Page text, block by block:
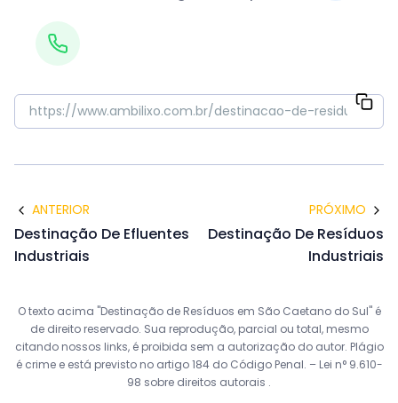
ANTERIOR
Destinação De Efluentes
Industriais
PRÓXIMO
Destinação De Resíduos
Industriais
O texto acima "Destinação de Resíduos em São Caetano do Sul" é
de direito reservado. Sua reprodução, parcial ou total, mesmo
citando nossos links, é proibida sem a autorização do autor. Plágio
é crime e está previsto no artigo 184 do Código Penal. – Lei n° 9.610-
98 sobre direitos autorais .